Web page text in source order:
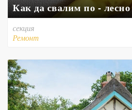
Как да свалим по - лесно
секция
Ремонт